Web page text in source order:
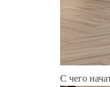
С чего